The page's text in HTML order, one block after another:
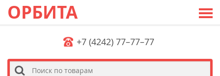
ОРБИТА
+7 (4242) 77–77–77
s